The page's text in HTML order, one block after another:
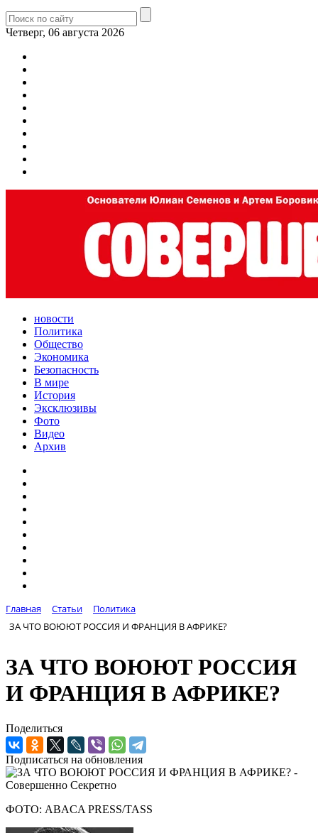
Четверг, 06 августа 2026
новости
Политика
Общество
Экономика
Безопасность
В мире
История
Эксклюзивы
Фото
Видео
Архив
Главная Статьи
Политика
ЗА ЧТО ВОЮЮТ РОССИЯ И ФРАНЦИЯ В АФРИКЕ?
ЗА ЧТО ВОЮЮТ РОССИЯ
И ФРАНЦИЯ В АФРИКЕ?
Поделиться
Подписаться на обновления
ФОТО: ABACA PRESS/TASS